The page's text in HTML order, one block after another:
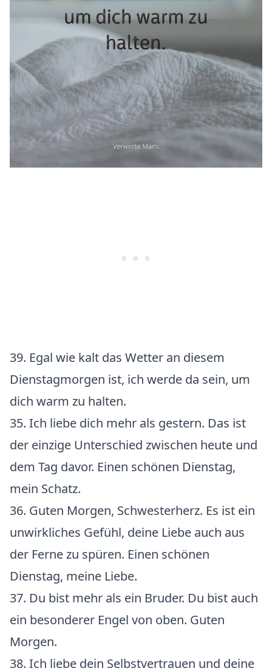
39. Egal wie kalt das Wetter an diesem
Dienstagmorgen ist, ich werde da sein, um
dich warm zu halten.
35. Ich liebe dich mehr als gestern. Das ist
der einzige Unterschied zwischen heute und
dem Tag davor. Einen schönen Dienstag,
mein Schatz.
36. Guten Morgen, Schwesterherz. Es ist ein
unwirkliches Gefühl, deine Liebe auch aus
der Ferne zu spüren. Einen schönen
Dienstag, meine Liebe.
37. Du bist mehr als ein Bruder. Du bist auch
ein besonderer Engel von oben. Guten
Morgen.
38. Ich liebe dein Selbstvertrauen und deine